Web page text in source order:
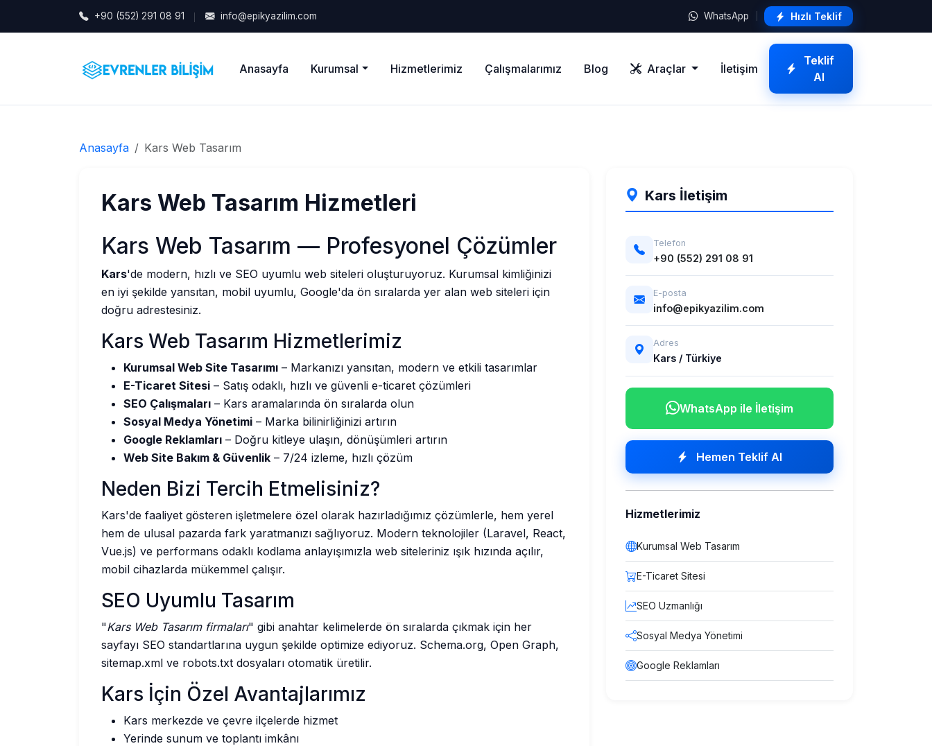
+90 (552) 291 08 91 info@epikyazilim.com WhatsApp Hızlı Teklif
Anasayfa Kurumsal Hizmetlerimiz Çalışmalarımız Blog Araçlar İletişim
Teklif
Al
Anasayfa Kars Web Tasarım
Kars İletişim
Telefon
+90 (552) 291 08 91
E-posta
info@epikyazilim.com
Adres
Kars / Türkiye
WhatsApp ile İletişim
Hemen Teklif Al
Hizmetlerimiz
Kurumsal Web Tasarım
E-Ticaret Sitesi
SEO Uzmanlığı
Sosyal Medya Yönetimi
Google Reklamları
Kars Web Tasarım Hizmetleri
Kars Web Tasarım — Profesyonel Çözümler
Kars'de modern, hızlı ve SEO uyumlu web siteleri oluşturuyoruz. Kurumsal kimliğinizi
en iyi şekilde yansıtan, mobil uyumlu, Google'da ön sıralarda yer alan web siteleri için
doğru adrestesiniz.
Kars Web Tasarım Hizmetlerimiz
Kurumsal Web Site Tasarımı – Markanızı yansıtan, modern ve etkili tasarımlar
E-Ticaret Sitesi – Satış odaklı, hızlı ve güvenli e-ticaret çözümleri
SEO Çalışmaları – Kars aramalarında ön sıralarda olun
Sosyal Medya Yönetimi – Marka bilinirliğinizi artırın
Google Reklamları – Doğru kitleye ulaşın, dönüşümleri artırın
Web Site Bakım & Güvenlik – 7/24 izleme, hızlı çözüm
Neden Bizi Tercih Etmelisiniz?
Kars'de faaliyet gösteren işletmelere özel olarak hazırladığımız çözümlerle, hem yerel
hem de ulusal pazarda fark yaratmanızı sağlıyoruz. Modern teknolojiler (Laravel, React,
Vue.js) ve performans odaklı kodlama anlayışımızla web siteleriniz ışık hızında açılır,
mobil cihazlarda mükemmel çalışır.
SEO Uyumlu Tasarım
"Kars Web Tasarım firmaları" gibi anahtar kelimelerde ön sıralarda çıkmak için her
sayfayı SEO standartlarına uygun şekilde optimize ediyoruz. Schema.org, Open Graph,
sitemap.xml ve robots.txt dosyaları otomatik üretilir.
Kars İçin Özel Avantajlarımız
Kars merkezde ve çevre ilçelerde hizmet
Yerinde sunum ve toplantı imkânı